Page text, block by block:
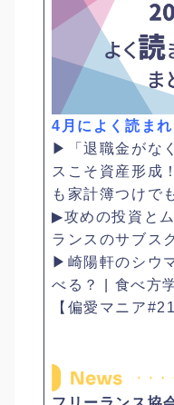
4月によく読ま
▶︎「退職金がな
スこそ資産形成
も家計簿つけで
▶︎攻めの投資と
ランスのサブス
▶︎崎陽軒のシウ
べる？ | 食べ方
【偏愛マニア#21